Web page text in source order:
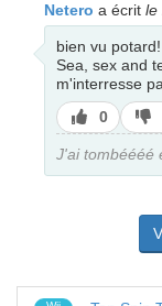
Netero a écrit le
bien vu
Sea, sex and
m'interresse
J’aime
0
J'ai tombéééé